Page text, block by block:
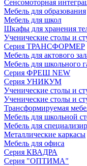
Сенсомоторная
Мебель для образования
Мебель для школ
Шкафы для хранения
Ученические столы и
Серия ТРАНСФОРМЕР
Мебель для актового
Мебель для школьного
Серия ФРЕШ NEW
Серия УНИКУМ
Ученические столы и
Ученические столы и
Трансформируемая
Мебель для школьной
Мебель для
Металлические каркасы
Мебель для офиса
Серия КВАДРА
Серия "ОПТИМА"